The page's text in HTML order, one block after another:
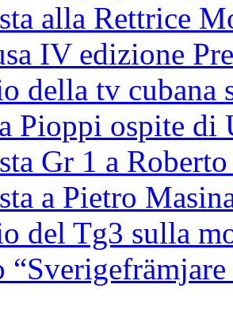
alla Rettrice
IV edizione
della tv
Pioppi ospite di
Gr 1 a
a Pietro
del Tg3 sulla